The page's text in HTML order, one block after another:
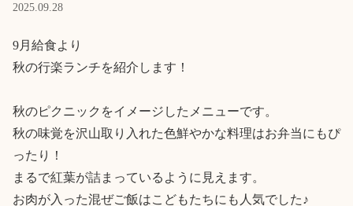
2025.09.28
9月給食より
秋の行楽ランチを紹介します！
秋のピクニックをイメージしたメニューです。
秋の味覚を沢山取り入れた色鮮やかな料理はお弁当にもぴ
ったり！
まるで紅葉が詰まっているように見えます。
お肉が入った混ぜご飯はこどもたちにも人気でした♪